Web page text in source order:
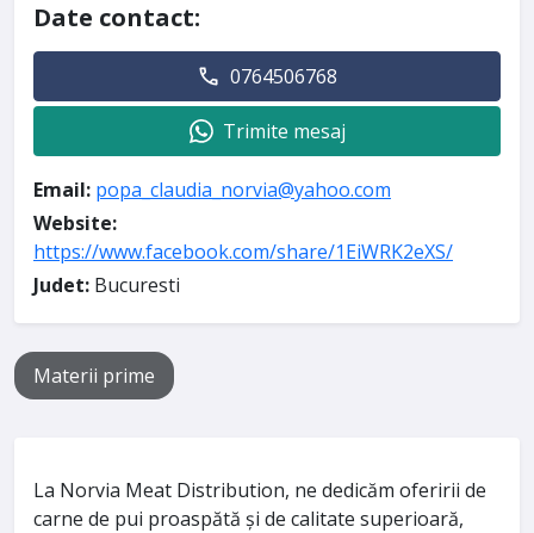
La Norvia Meat Distribution, ne dedicăm oferirii de
carne de pui proaspătă și de calitate superioară,
Date contact:
0764506768
Trimite mesaj
Email: popa_claudia_norvia@yahoo.com
Website:
https://www.facebook.com/share/1EiWRK2eXS/
Judet: Bucuresti
Materii prime